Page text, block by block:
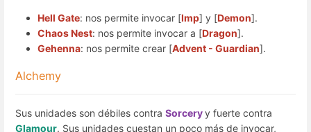
Hell Gate: nos permite invocar [Imp] y [Demon].
Chaos Nest: nos permite invocar a [Dragon].
Gehenna: nos permite crear [Advent - Guardian].
Alchemy
Sus unidades son débiles contra Sorceryy fuerte contra
Glamour. Sus unidades cuestan un poco más de invocar,